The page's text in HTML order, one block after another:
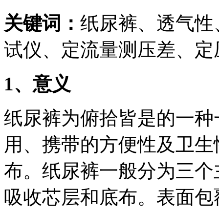
关键词： 纸尿裤、透气
试仪、定流量测压差、
1、意义
纸尿裤为俯拾皆是的一
用、携带的方便性及卫
布。纸尿裤一般分为三
吸收芯层和底布。表面